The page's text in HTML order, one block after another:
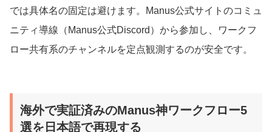
では具体名の固定は避けます。Manus公式サイトのコミュ
ニティ導線（Manus公式Discord）から参加し、ワークフ
ロー共有系のチャンネルを定点観測するのが安全です。
海外で実証済みのManus神ワークフロー5
選を日本語で再現する